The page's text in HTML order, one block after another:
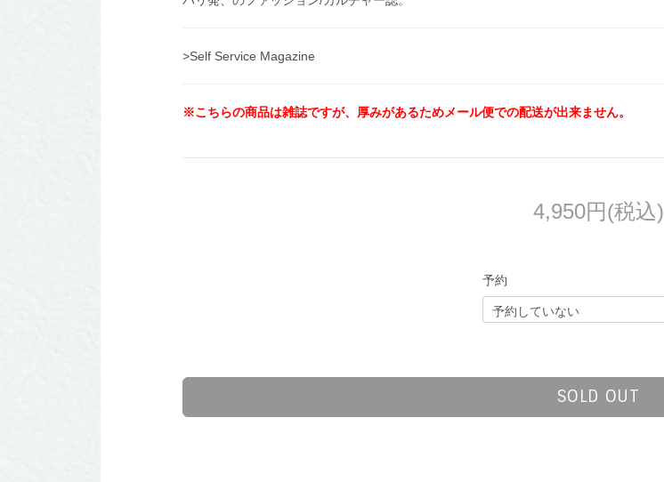
>Self Service Magazine
※こちらの商品は雑誌ですが、厚みがあるためメール便での配送が出来ません。
4,950円(税込)
予約
SOLD OUT